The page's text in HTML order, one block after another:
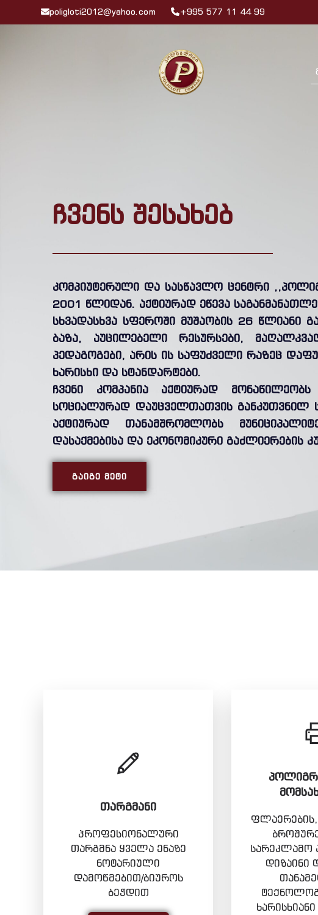
poligloti2012@yahoo.com +995 577 11 44 99
ჩვენს შესახებ
კომპიუტერული და სასწავლო ცენტრი
2001 წლიდან. აქტიურად ეწევა
სხვადასხვა სფეროში მუშაობის 26 წლიანი
ბაზა, აუცილებელი რესურსები,
პედაგოგები, არის ის საფუძველი რაზეც
ხარისხი და სტანდარტები.
ჩვენი კომპანია აქტიურად
სოციალურად დაუცველთათვის განკუთვნილ
აქტიურად თანამშრომლობს
დასაქმებისა და ეკონომიკური გაძლიერების
ᲒᲐᲘᲒᲔ ᲛᲔᲢᲘ
ᲗᲐᲠᲒᲛᲐᲜᲘ
პროფესიონალური
თარგმნა ყველა ენაზე
ნოტარიული
დამოწმებით/ბიუროს
ბეჭდით
ფლაერების,
სარეკლამო
დიზაინი